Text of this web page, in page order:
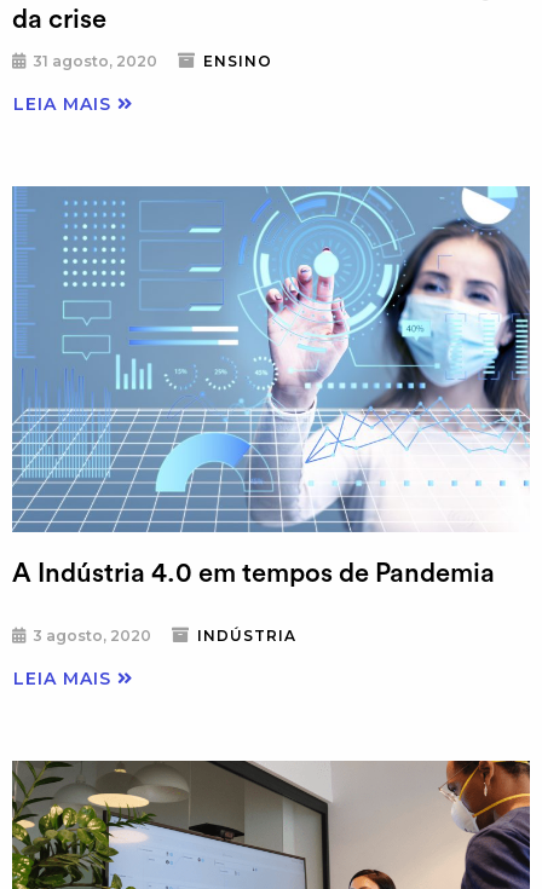
da crise
31 agosto, 2020 ENSINO
LEIA MAIS
A Indústria 4.0 em tempos de Pandemia
3 agosto, 2020 INDÚSTRIA
LEIA MAIS